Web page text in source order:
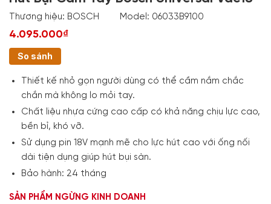
Thương hiệu: BOSCH Model: 06033B9100
4.095.000₫
So sánh
Thiết kế nhỏ gọn người dùng có thể cầm nắm chắc
chắn mà không lo mỏi tay.
Chất liệu nhựa cứng cao cấp có khả năng chịu lực cao,
bền bỉ, khó vỡ.
Sử dụng pin 18V mạnh mẽ cho lực hút cao với ống nối
dài tiện dụng giúp hút bụi sàn.
Bảo hành: 24 tháng
SẢN PHẨM NGỪNG KINH DOANH